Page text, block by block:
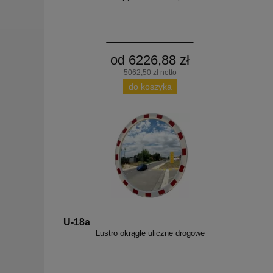
od 6226,88 zł
5062,50 zł netto
do koszyka
U-18a
Lustro okrągłe uliczne drogowe